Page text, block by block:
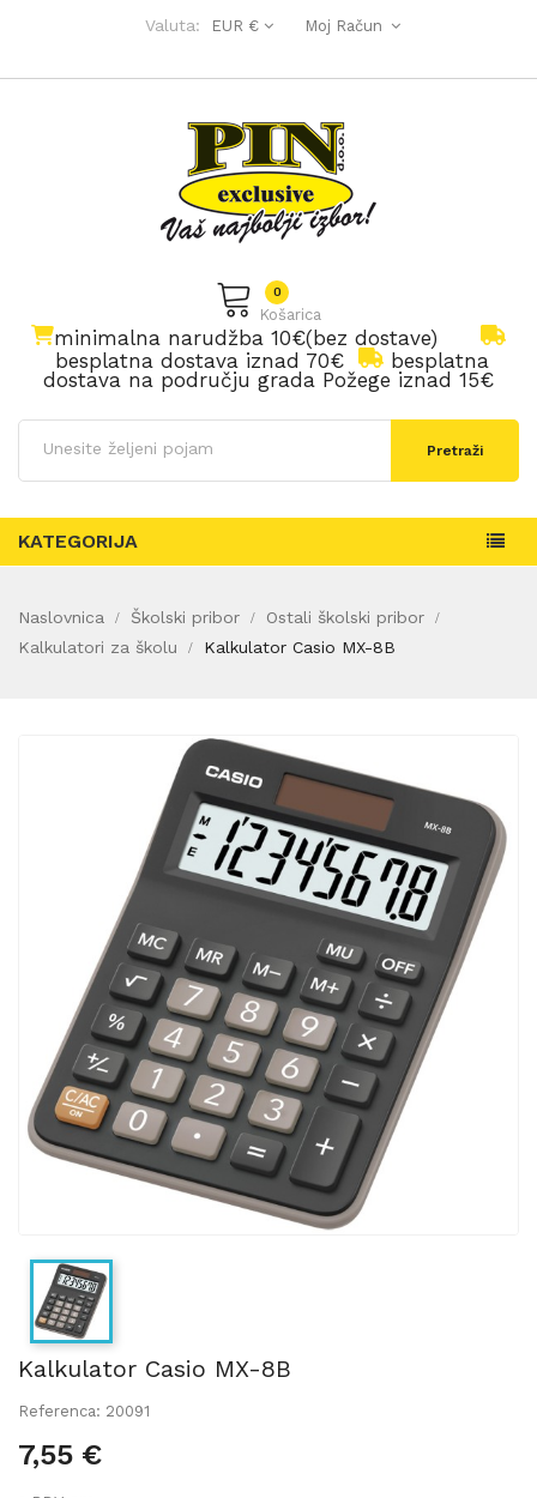
Valuta: EUR € Moj Račun
Košarica
0
minimalna narudžba 10€(bez dostave)
besplatna dostava iznad 70€
besplatna
dostava na području grada Požege iznad 15€
Pretraži
KATEGORIJA
Naslovnica Školski pribor
Ostali školski pribor
Kalkulatori za školu
Kalkulator Casio MX-8B
Kalkulator Casio MX-8B
Referenca: 20091
7,55 €